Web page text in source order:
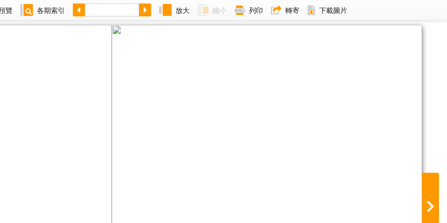
覽 各期索引 放大 縮小 列印 轉寄 下載圖片